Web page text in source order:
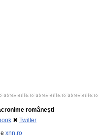
românești
✖ Twitter
xnn.ro